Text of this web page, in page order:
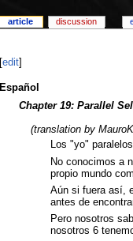
edit]
Español
Chapter 19: Parallel
(translation by
Los "yo" paralelos
No conocimos a
propio mundo
Aún si fuera así,
antes de
Pero nosotros
nosotros 6
article discussion